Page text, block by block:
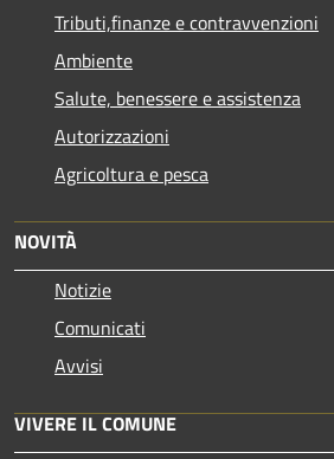
Tributi,finanze e contravvenzioni
Ambiente
Salute, benessere e assistenza
Autorizzazioni
Agricoltura e pesca
NOVITÀ
Notizie
Comunicati
Avvisi
VIVERE IL COMUNE